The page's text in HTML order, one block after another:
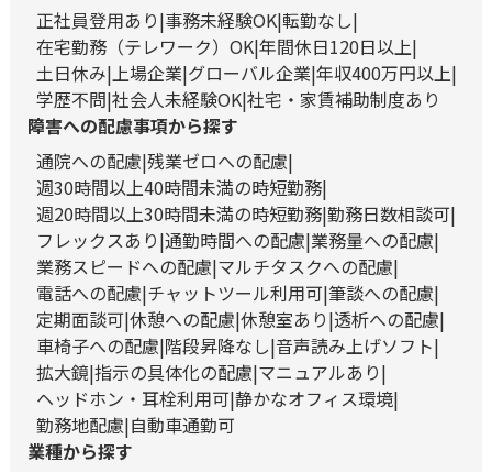
正社員登用あり 事務未経験OK 転勤なし
在宅勤務（テレワーク）OK 年間休日120日以上
土日休み 上場企業 グローバル企業 年収400万円以上
学歴不問 社会人未経験OK 社宅・家賃補助制度あり
障害への配慮事項から探す
通院への配慮 残業ゼロへの配慮
週30時間以上40時間未満の時短勤務
週20時間以上30時間未満の時短勤務 勤務日数相談可
フレックスあり 通勤時間への配慮 業務量への配慮
業務スピードへの配慮 マルチタスクへの配慮
電話への配慮 チャットツール利用可 筆談への配慮
定期面談可 休憩への配慮 休憩室あり 透析への配慮
車椅子への配慮 階段昇降なし 音声読み上げソフト
拡大鏡 指示の具体化の配慮 マニュアルあり
ヘッドホン・耳栓利用可 静かなオフィス環境
勤務地配慮 自動車通勤可
業種から探す